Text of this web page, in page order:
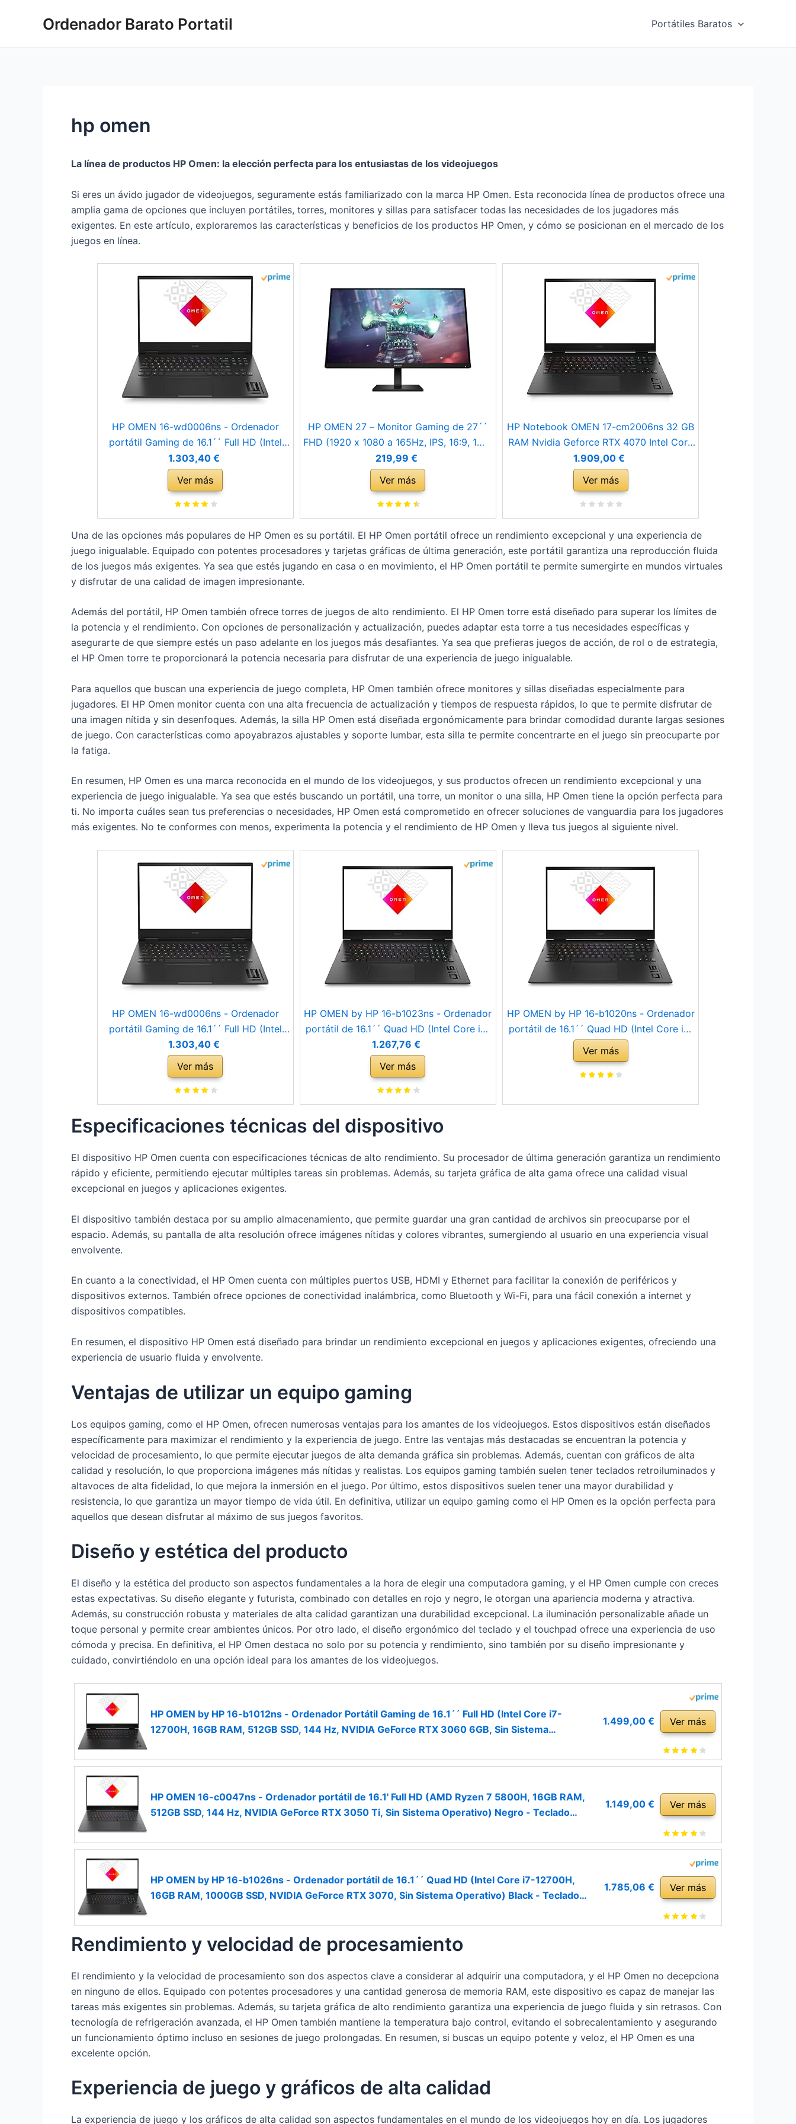
Ordenador Barato Portatil Portátiles Baratos
hp omen
La línea de productos HP Omen: la elección perfecta para los entusiastas de los videojuegos
Si eres un ávido jugador de videojuegos, seguramente estás familiarizado con la marca HP Omen. Esta reconocida línea de productos ofrece una
amplia gama de opciones que incluyen portátiles, torres, monitores y sillas para satisfacer todas las necesidades de los jugadores más
exigentes. En este artículo, exploraremos las características y beneficios de los productos HP Omen, y cómo se posicionan en el mercado de los
juegos en línea.
HP OMEN 16-wd0006ns - Ordenador
portátil Gaming de 16.1´´ Full HD (Intel
Core i7-13620H, 16GB RAM, 1TB SSD,
NVIDIA GeForce RTX 4060, Sin Sistema
Operativo ) Black - Teclado QWERTY
Español
1.303,40 €
Ver más
HP OMEN 27 – Monitor Gaming de 27´´
FHD (1920 x 1080 a 165Hz, IPS, 16:9, 1ms,
HDMI, Antirreflejo, HDR, DisplayPort,
AMD FreeSync Premium, Compatible con
Consolas, Altura e Inclinación Ajustable)
Negro
219,99 €
Ver más
HP Notebook OMEN 17-cm2006ns 32 GB
RAM Nvidia Geforce RTX 4070 Intel Core
i7-13700HX QWERTY Español 17,3´´ 1 TB
SSD
1.909,00 €
Ver más
Una de las opciones más populares de HP Omen es su portátil. El HP Omen portátil ofrece un rendimiento excepcional y una experiencia de
juego inigualable. Equipado con potentes procesadores y tarjetas gráficas de última generación, este portátil garantiza una reproducción fluida
de los juegos más exigentes. Ya sea que estés jugando en casa o en movimiento, el HP Omen portátil te permite sumergirte en mundos virtuales
y disfrutar de una calidad de imagen impresionante.
Además del portátil, HP Omen también ofrece torres de juegos de alto rendimiento. El HP Omen torre está diseñado para superar los límites de
la potencia y el rendimiento. Con opciones de personalización y actualización, puedes adaptar esta torre a tus necesidades específicas y
asegurarte de que siempre estés un paso adelante en los juegos más desafiantes. Ya sea que prefieras juegos de acción, de rol o de estrategia,
el HP Omen torre te proporcionará la potencia necesaria para disfrutar de una experiencia de juego inigualable.
Para aquellos que buscan una experiencia de juego completa, HP Omen también ofrece monitores y sillas diseñadas especialmente para
jugadores. El HP Omen monitor cuenta con una alta frecuencia de actualización y tiempos de respuesta rápidos, lo que te permite disfrutar de
una imagen nítida y sin desenfoques. Además, la silla HP Omen está diseñada ergonómicamente para brindar comodidad durante largas sesiones
de juego. Con características como apoyabrazos ajustables y soporte lumbar, esta silla te permite concentrarte en el juego sin preocuparte por
la fatiga.
En resumen, HP Omen es una marca reconocida en el mundo de los videojuegos, y sus productos ofrecen un rendimiento excepcional y una
experiencia de juego inigualable. Ya sea que estés buscando un portátil, una torre, un monitor o una silla, HP Omen tiene la opción perfecta para
ti. No importa cuáles sean tus preferencias o necesidades, HP Omen está comprometido en ofrecer soluciones de vanguardia para los jugadores
más exigentes. No te conformes con menos, experimenta la potencia y el rendimiento de HP Omen y lleva tus juegos al siguiente nivel.
HP OMEN 16-wd0006ns - Ordenador
portátil Gaming de 16.1´´ Full HD (Intel
Core i7-13620H, 16GB RAM, 1TB SSD,
NVIDIA GeForce RTX 4060, Sin Sistema
Operativo ) Black - Teclado QWERTY
Español
1.303,40 €
Ver más
HP OMEN by HP 16-b1023ns - Ordenador
portátil de 16.1´´ Quad HD (Intel Core i7-
12700H, 16GB RAM, 512GB SSD, NVIDIA
GeForce RTX 3070, Sin Sistema
Operativo) Black - Teclado QWERTY
Español
1.267,76 €
Ver más
HP OMEN by HP 16-b1020ns - Ordenador
portátil de 16.1´´ Quad HD (Intel Core i7-
12700H, 16GB RAM, 512GB SSD, 165 Hz,
NVIDIA GeForce RTX 3070 Ti, Sin Sistema
Operativo) Negro - Teclado QWERTY
Ver más
Especificaciones técnicas del dispositivo
El dispositivo HP Omen cuenta con especificaciones técnicas de alto rendimiento. Su procesador de última generación garantiza un rendimiento
rápido y eficiente, permitiendo ejecutar múltiples tareas sin problemas. Además, su tarjeta gráfica de alta gama ofrece una calidad visual
excepcional en juegos y aplicaciones exigentes.
El dispositivo también destaca por su amplio almacenamiento, que permite guardar una gran cantidad de archivos sin preocuparse por el
espacio. Además, su pantalla de alta resolución ofrece imágenes nítidas y colores vibrantes, sumergiendo al usuario en una experiencia visual
envolvente.
En cuanto a la conectividad, el HP Omen cuenta con múltiples puertos USB, HDMI y Ethernet para facilitar la conexión de periféricos y
dispositivos externos. También ofrece opciones de conectividad inalámbrica, como Bluetooth y Wi-Fi, para una fácil conexión a internet y
dispositivos compatibles.
En resumen, el dispositivo HP Omen está diseñado para brindar un rendimiento excepcional en juegos y aplicaciones exigentes, ofreciendo una
experiencia de usuario fluida y envolvente.
Ventajas de utilizar un equipo gaming
Los equipos gaming, como el HP Omen, ofrecen numerosas ventajas para los amantes de los videojuegos. Estos dispositivos están diseñados
específicamente para maximizar el rendimiento y la experiencia de juego. Entre las ventajas más destacadas se encuentran la potencia y
velocidad de procesamiento, lo que permite ejecutar juegos de alta demanda gráfica sin problemas. Además, cuentan con gráficos de alta
calidad y resolución, lo que proporciona imágenes más nítidas y realistas. Los equipos gaming también suelen tener teclados retroiluminados y
altavoces de alta fidelidad, lo que mejora la inmersión en el juego. Por último, estos dispositivos suelen tener una mayor durabilidad y
resistencia, lo que garantiza un mayor tiempo de vida útil. En definitiva, utilizar un equipo gaming como el HP Omen es la opción perfecta para
aquellos que desean disfrutar al máximo de sus juegos favoritos.
Diseño y estética del producto
El diseño y la estética del producto son aspectos fundamentales a la hora de elegir una computadora gaming, y el HP Omen cumple con creces
estas expectativas. Su diseño elegante y futurista, combinado con detalles en rojo y negro, le otorgan una apariencia moderna y atractiva.
Además, su construcción robusta y materiales de alta calidad garantizan una durabilidad excepcional. La iluminación personalizable añade un
toque personal y permite crear ambientes únicos. Por otro lado, el diseño ergonómico del teclado y el touchpad ofrece una experiencia de uso
cómoda y precisa. En definitiva, el HP Omen destaca no solo por su potencia y rendimiento, sino también por su diseño impresionante y
cuidado, convirtiéndolo en una opción ideal para los amantes de los videojuegos.
HP OMEN by HP 16-b1012ns - Ordenador Portátil Gaming de 16.1´´ Full HD (Intel Core i7-
12700H, 16GB RAM, 512GB SSD, 144 Hz, NVIDIA GeForce RTX 3060 6GB, Sin Sistema
1.499,00 € Ver más
HP OMEN 16-c0047ns - Ordenador portátil de 16.1' Full HD (AMD Ryzen 7 5800H, 16GB RAM,
512GB SSD, 144 Hz, NVIDIA GeForce RTX 3050 Ti, Sin Sistema Operativo) Negro - Teclado
1.149,00 € Ver más
HP OMEN by HP 16-b1026ns - Ordenador portátil de 16.1´´ Quad HD (Intel Core i7-12700H,
16GB RAM, 1000GB SSD, NVIDIA GeForce RTX 3070, Sin Sistema Operativo) Black - Teclado
1.785,06 € Ver más
Rendimiento y velocidad de procesamiento
El rendimiento y la velocidad de procesamiento son dos aspectos clave a considerar al adquirir una computadora, y el HP Omen no decepciona
en ninguno de ellos. Equipado con potentes procesadores y una cantidad generosa de memoria RAM, este dispositivo es capaz de manejar las
tareas más exigentes sin problemas. Además, su tarjeta gráfica de alto rendimiento garantiza una experiencia de juego fluida y sin retrasos. Con
tecnología de refrigeración avanzada, el HP Omen también mantiene la temperatura bajo control, evitando el sobrecalentamiento y asegurando
un funcionamiento óptimo incluso en sesiones de juego prolongadas. En resumen, si buscas un equipo potente y veloz, el HP Omen es una
excelente opción.
Experiencia de juego y gráficos de alta calidad
La experiencia de juego y los gráficos de alta calidad son aspectos fundamentales en el mundo de los videojuegos hoy en día. Los jugadores